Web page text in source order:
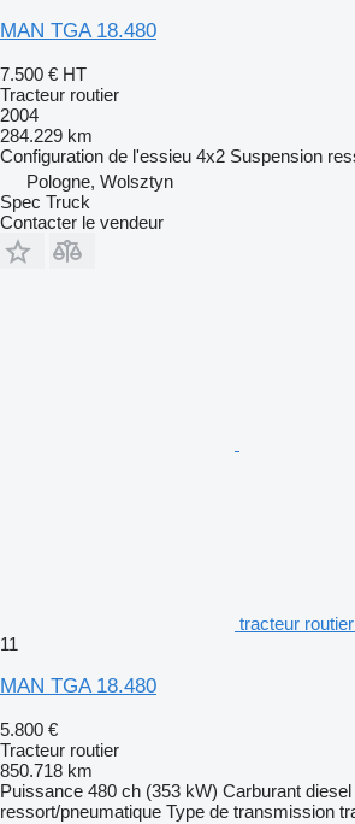
MAN TGA 18.480
7.500 € HT
Tracteur routier
2004
284.229 km
Configuration de l'essieu 4x2 Suspension
Pologne, Wolsztyn
Spec Truck
Contacter le vendeur
tracteur
11
MAN TGA 18.480
5.800 €
Tracteur routier
850.718 km
Puissance 480 ch (353 kW) Carburant diesel
ressort/pneumatique Type de transmission